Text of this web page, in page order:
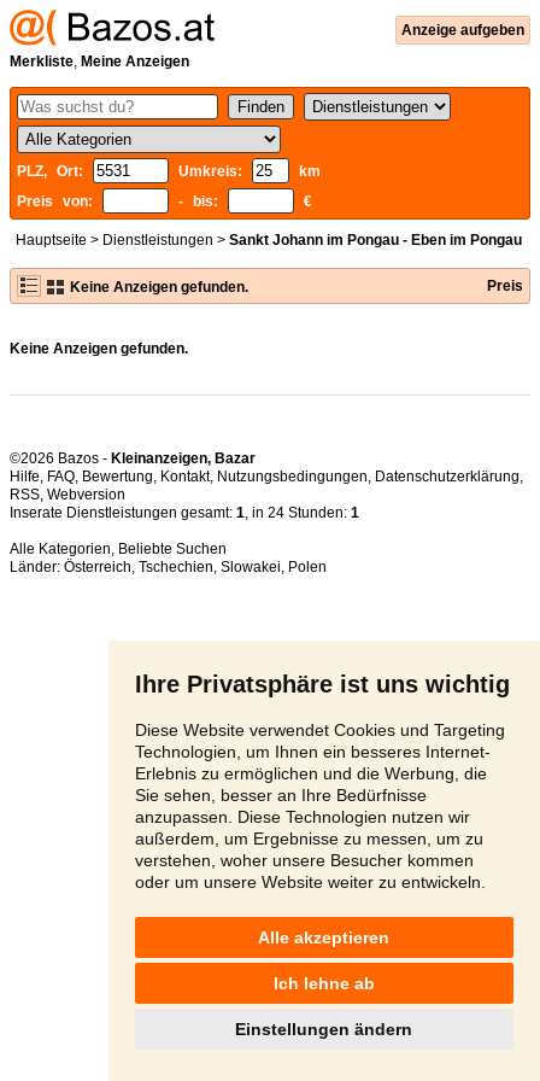
Ihre Privatsphäre ist uns wichtig
Diese Website verwendet Cookies und Targeting
Technologien, um Ihnen ein besseres Internet-
Erlebnis zu ermöglichen und die Werbung, die
Sie sehen, besser an Ihre Bedürfnisse
anzupassen. Diese Technologien nutzen wir
außerdem, um Ergebnisse zu messen, um zu
verstehen, woher unsere Besucher kommen
oder um unsere Website weiter zu entwickeln.
Alle akzeptieren
Ich lehne ab
Einstellungen ändern
Anzeige aufgeben
Merkliste, Meine Anzeigen
PLZ, Ort: Umkreis:
km
Preis von:
- bis: €
Hauptseite > Dienstleistungen > Sankt Johann im Pongau - Eben im Pongau
Keine Anzeigen gefunden. Preis
Keine Anzeigen gefunden.
©2026 Bazos - Kleinanzeigen, Bazar
Hilfe, FAQ, Bewertung, Kontakt, Nutzungsbedingungen, Datenschutzerklärung,
RSS,
Inserate Dienstleistungen gesamt: 1, in 24 Stunden: 1
Alle Kategorien, Beliebte Suchen
Länder: Österreich, Tschechien, Slowakei, Polen